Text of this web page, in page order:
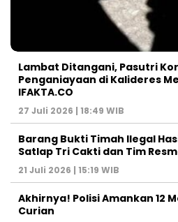
Lambat Ditangani, Pasutri
Penganiayaan di Kalideres
IFAKTA.CO
27 Juli 2026 | 18:49 WIB
Barang Bukti Timah Ilegal
Satlap Tri Cakti dan Tim
21 Juli 2026 | 15:19 WIB
Akhirnya! Polisi Amankan 12
Curian